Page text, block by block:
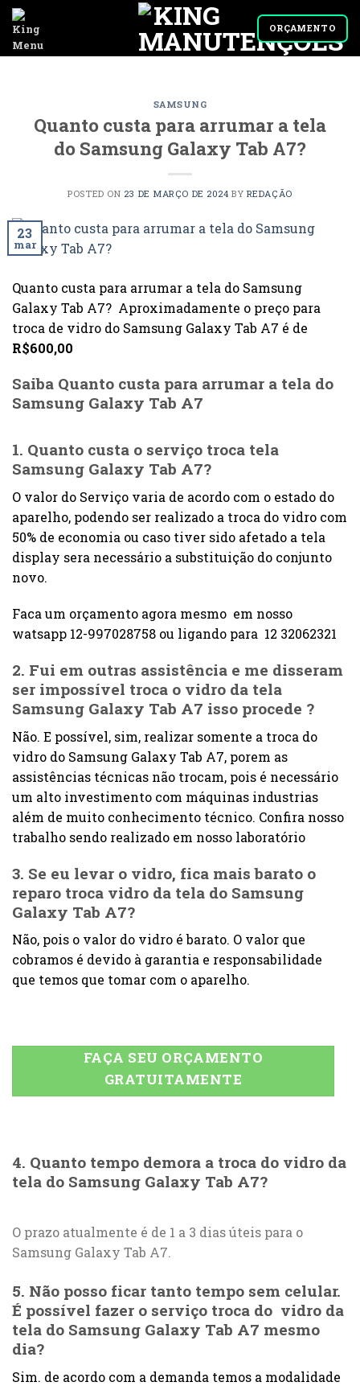
Skip
content
ORÇAMENTO
SAMSUNG
Quanto custa para arrumar a tela
do Samsung Galaxy Tab A7?
POSTED ON 23 DE MARÇO DE 2024 BY REDAÇÃO
23
mar
Quanto custa para arrumar a tela do Samsung
Galaxy Tab A7? Aproximadamente o preço para
troca de vidro do Samsung Galaxy Tab A7 é de
R$600,00
Saiba Quanto custa para arrumar a tela do
Samsung Galaxy Tab A7
1. Quanto custa o serviço troca tela
Samsung Galaxy Tab A7?
O valor do Serviço varia de acordo com o estado do
aparelho, podendo ser realizado a troca do vidro com
50% de economia ou caso tiver sido afetado a tela
display sera necessário a substituição do conjunto
novo.
Faca um orçamento agora mesmo em nosso
watsapp 12-997028758 ou ligando para 12 32062321
2. Fui em outras assistência e me disseram
ser impossível troca o vidro da tela
Samsung Galaxy Tab A7 isso procede ?
Não. E possível, sim, realizar somente a troca do
vidro do Samsung Galaxy Tab A7, porem as
assistências técnicas não trocam, pois é necessário
um alto investimento com máquinas industrias
além de muito conhecimento técnico. Confira nosso
trabalho sendo realizado em nosso laboratório
3. Se eu levar o vidro, fica mais barato o
reparo troca vidro da tela do Samsung
Galaxy Tab A7?
Não, pois o valor do vidro é barato. O valor que
cobramos é devido à garantia e responsabilidade
que temos que tomar com o aparelho.
FAÇA SEU ORÇAMENTO
GRATUITAMENTE
4. Quanto tempo demora a troca do vidro da
tela do Samsung Galaxy Tab A7?
O prazo atualmente é de 1 a 3 dias úteis para o
Samsung Galaxy Tab A7.
5. Não posso ficar tanto tempo sem celular.
É possível fazer o serviço troca do vidro da
tela do Samsung Galaxy Tab A7 mesmo
dia?
Sim. de acordo com a demanda temos a modalidade